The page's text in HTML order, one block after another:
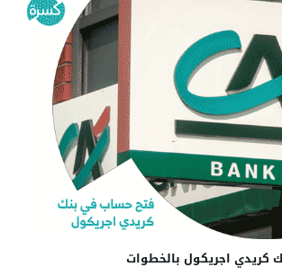
اجريكول بالخطوات